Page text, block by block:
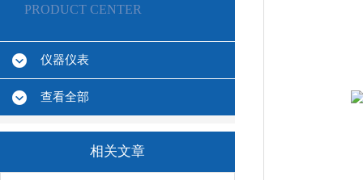
PRODUCT CENTER
仪器仪表
查看全部
相关文章